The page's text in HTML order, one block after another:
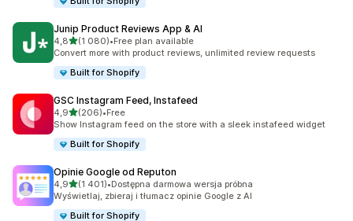
Junip Product Reviews App & AI
4,8na 5 gwiazdek
(1 080)
Łączna liczba recenzji: 1080
•Free plan available
Convert more with product reviews, unlimited review requests
Built for Shopify
GSC Instagram Feed, Instafeed
4,9na 5 gwiazdek
(206)
Łączna liczba recenzji: 206
•Free
Show Instagram feed on the store with a sleek instafeed widget
Built for Shopify
Opinie Google od Reputon
4,9na 5 gwiazdek
(1 401)
Łączna liczba recenzji: 1401
•Dostępna darmowa wersja próbna
Wyświetlaj, zbieraj i tłumacz opinie Google z AI
Built for Shopify